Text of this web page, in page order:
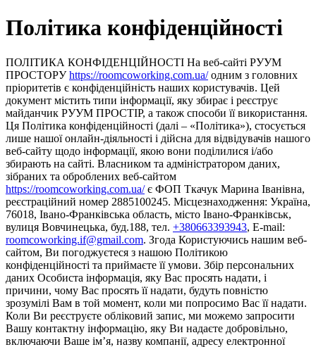
Політика конфіденційності
ПОЛІТИКА КОНФІДЕНЦІЙНОСТІ На веб-сайті РУУМ
ПРОСТОРУhttps://roomcoworking.com.ua/одним з головних
пріоритетів є конфіденційність наших користувачів. Цей
документ містить типи інформації, яку збирає і реєструє
майданчик РУУМ ПРОСТІР, а також способи її використання.
Ця Політика конфіденційності (далі – «Політика»), стосується
лише нашої онлайн-діяльності і дійсна для відвідувачів нашого
веб-сайту щодо інформації, якою вони поділилися і/або
збирають на сайті. Власником та адміністратором даних,
зібраних та оброблених веб-сайтом
https://roomcoworking.com.ua/є ФОП Ткачук Марина Іванівна,
реєстраційний номер 2885100245. Місцезнаходження: Україна,
76018, Івано-Франківська область, місто Івано-Франківськ,
вулиця Вовчинецька, буд.188, тел. +380663393943, E-mail:
roomcoworking.if@gmail.com. Згода Користуючись нашим веб-
сайтом, Ви погоджуєтеся з нашою Політикою
конфіденційності та приймаєте її умови. Збір персональних
даних Особиста інформація, яку Вас просять надати, і
причини, чому Вас просять її надати, будуть повністю
зрозумілі Вам в той момент, коли ми попросимо Вас її надати.
Коли Ви реєструєте обліковий запис, ми можемо запросити
Вашу контактну інформацію, яку Ви надаєте добровільно,
включаючи Ваше ім’я, назву компанії, адресу електронної